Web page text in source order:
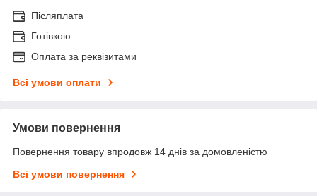
Післяплата
Готівкою
Оплата за реквізитами
Всі умови оплати
Умови повернення
Повернення товару впродовж 14 днів за домовленістю
Всі умови повернення